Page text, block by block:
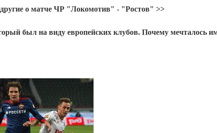
о матче ЧР "Локомотив" - "Ростов" >>
был на виду европейских клубов. Почему мечталось